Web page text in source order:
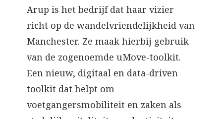
Arup is het bedrijf dat haar vizier
richt op de wandelvriendelijkheid van
Manchester. Ze maak hierbij gebruik
van de zogenoemde uMove-toolkit.
Een nieuw, digitaal en data-driven
toolkit dat helpt om
voetgangersmobiliteit en zaken als